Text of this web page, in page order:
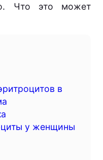
Что это может
в
у женщины